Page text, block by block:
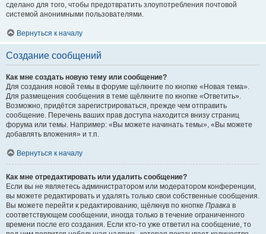
сделано для того, чтобы предотвратить злоупотребления почтовой
системой анонимными пользователями.
Вернуться к началу
Создание сообщений
Как мне создать новую тему или сообщение?
Для создания новой темы в форуме щёлкните по кнопке «Новая тема».
Для размещения сообщения в теме щёлкните по кнопке «Ответить».
Возможно, придётся зарегистрироваться, прежде чем отправить
сообщение. Перечень ваших прав доступа находится внизу страниц
форума или темы. Например: «Вы можете начинать темы», «Вы можете
добавлять вложения» и т.п.
Вернуться к началу
Как мне отредактировать или удалить сообщение?
Если вы не являетесь администратором или модератором конференции,
вы можете редактировать и удалять только свои собственные сообщения.
Вы можете перейти к редактированию, щёлкнув по кнопке Правка в
соответствующем сообщении, иногда только в течение ограниченного
времени после его создания. Если кто-то уже ответил на сообщение, то